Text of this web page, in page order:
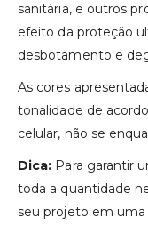
sanitária, e outros
efeito da proteção
desbotamento e
As cores
tonalidade de
celular, não se
Dica: Para garantir
toda a quantidade
seu projeto em uma